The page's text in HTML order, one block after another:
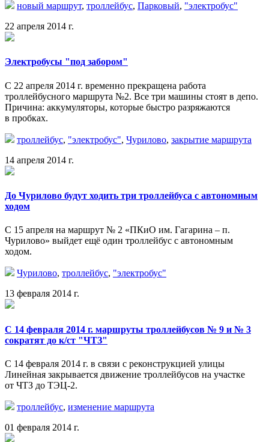
новый маршрут, троллейбус, Парковый, "электробус"
22 апреля 2014 г.
Электробусы "под забором"
С 22 апреля 2014 г. временно прекращена работа
троллейбусного маршрута №2. Все три машины стоят в депо.
Причина: аккумуляторы, которые быстро разряжаются
в пробках.
троллейбус, "электробус", Чурилово, закрытие маршрута
14 апреля 2014 г.
До Чурилово будут ходить три троллейбуса с автономным
ходом
С 15 апреля на маршрут № 2 «ПКиО им. Гагарина – п.
Чурилово» выйдет ещё один троллейбус с автономным
ходом.
Чурилово, троллейбус, "электробус"
13 февраля 2014 г.
С 14 февраля 2014 г. маршруты троллейбусов № 9 и № 3
сократят до к/ст "ЧТЗ"
С 14 февраля 2014 г. в связи с реконструкцией улицы
Линейная закрывается движение троллейбусов на участке
от ЧТЗ до ТЭЦ-2.
троллейбус, изменение маршрута
01 февраля 2014 г.